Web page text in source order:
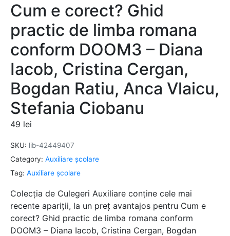
Cum e corect? Ghid
practic de limba romana
conform DOOM3 – Diana
Iacob, Cristina Cergan,
Bogdan Ratiu, Anca Vlaicu,
Stefania Ciobanu
49 lei
SKU: lib-42449407
Category: Auxiliare şcolare
Tag: Auxiliare şcolare
Colecția de Culegeri Auxiliare conține cele mai
recente apariții, la un preț avantajos pentru Cum e
corect? Ghid practic de limba romana conform
DOOM3 – Diana Iacob, Cristina Cergan, Bogdan